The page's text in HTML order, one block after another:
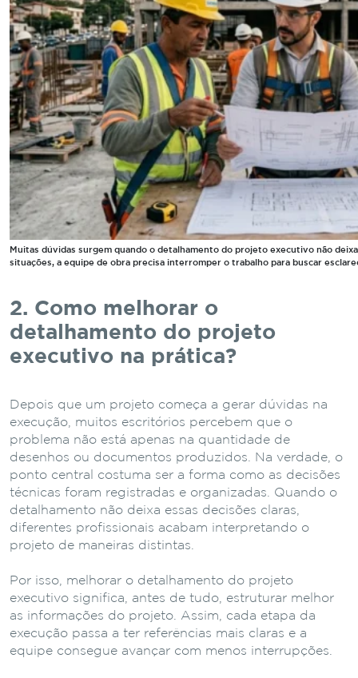
Muitas dúvidas surgem quando o detalhamento do projeto executivo não
situações, a equipe de obra precisa interromper o trabalho para buscar
2. Como melhorar o
detalhamento do projeto
executivo na prática?
Depois que um projeto começa a gerar dúvidas na
execução, muitos escritórios percebem que o
problema não está apenas na quantidade de
desenhos ou documentos produzidos. Na verdade, o
ponto central costuma ser a forma como as decisões
técnicas foram registradas e organizadas. Quando o
detalhamento não deixa essas decisões claras,
diferentes profissionais acabam interpretando o
projeto de maneiras distintas.
Por isso, melhorar o detalhamento do projeto
executivo significa, antes de tudo, estruturar melhor
as informações do projeto. Assim, cada etapa da
execução passa a ter referências mais claras e a
equipe consegue avançar com menos interrupções.